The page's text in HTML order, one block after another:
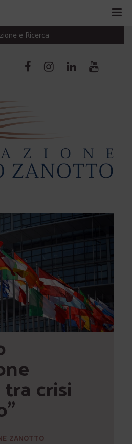
e Ricerca
crisi
ZANOTTO